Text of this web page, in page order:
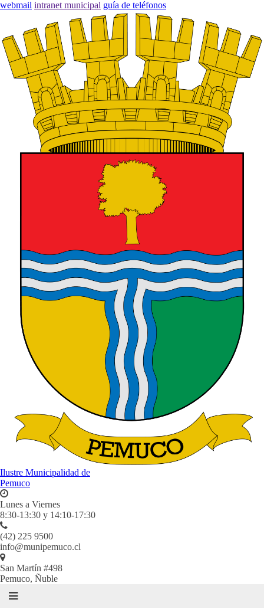
webmail intranet municipal guía de teléfonos
Ilustre Municipalidad de
Pemuco
Lunes a Viernes
8:30-13:30 y 14:10-17:30
(42) 225 9500
info@munipemuco.cl
San Martín #498
Pemuco, Ñuble